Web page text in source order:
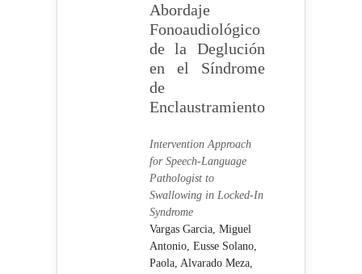
Abordaje
Fonoaudiológico
de la Deglución
en el Síndrome
de
Enclaustramiento
Intervention Approach
for Speech-Language
Pathologist to
Swallowing in Locked-In
Syndrome
Vargas Garcia, Miguel
Antonio, Eusse Solano,
Paola, Alvarado Meza,